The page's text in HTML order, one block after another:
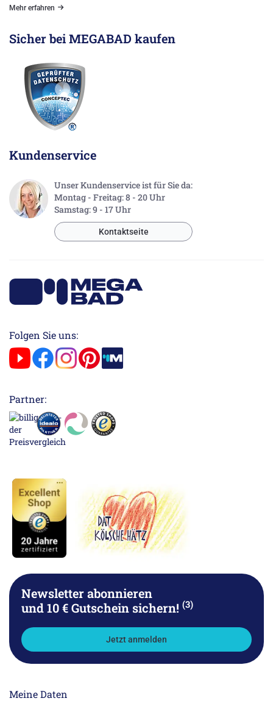
Mehr erfahren
Sicher bei MEGABAD kaufen
Kundenservice
Unser Kundenservice ist für Sie da:
Montag - Freitag: 8 - 20 Uhr
Samstag: 9 - 17 Uhr
Kontaktseite
Folgen Sie uns:
Partner:
Newsletter abonnieren
und 10 € Gutschein sichern! (3)
Jetzt anmelden
Meine Daten